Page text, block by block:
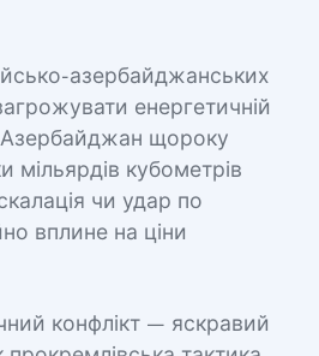
азербайджанських
енергетичній
Азербайджан щороку
мільярдів кубометрів
чи удар по
вплине на ціни
конфлікт — яскравий